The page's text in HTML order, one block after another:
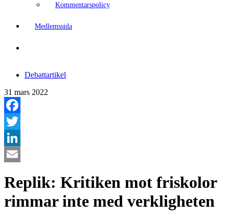
Kommentarspolicy
Medlemssida
Debattartikel
31 mars 2022
Facebook
Twitter
LinkedIn
Replik: Kritiken mot friskolor
rimmar inte med verkligheten